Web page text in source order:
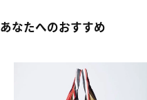
あなたへのおすすめ